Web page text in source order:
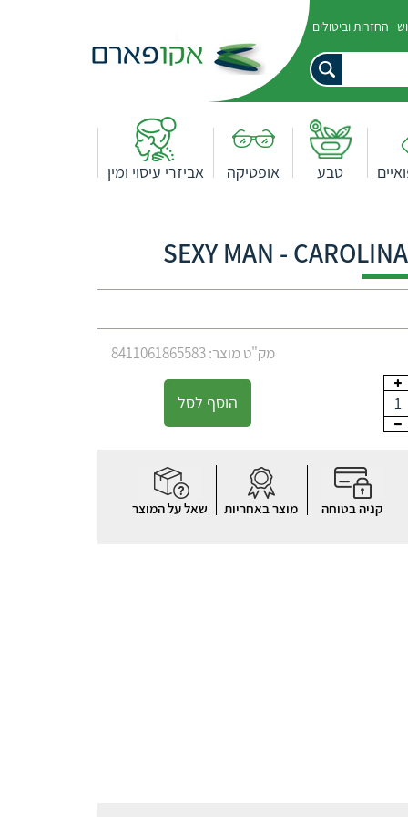
החזרות וביטולים
טבע אופטיקה אביזרי עיסוי ומין
מק"ט מוצר: 8411061865583
1 הוסף לסל
קניה בטוחה מוצר באחריות שאל על המוצר